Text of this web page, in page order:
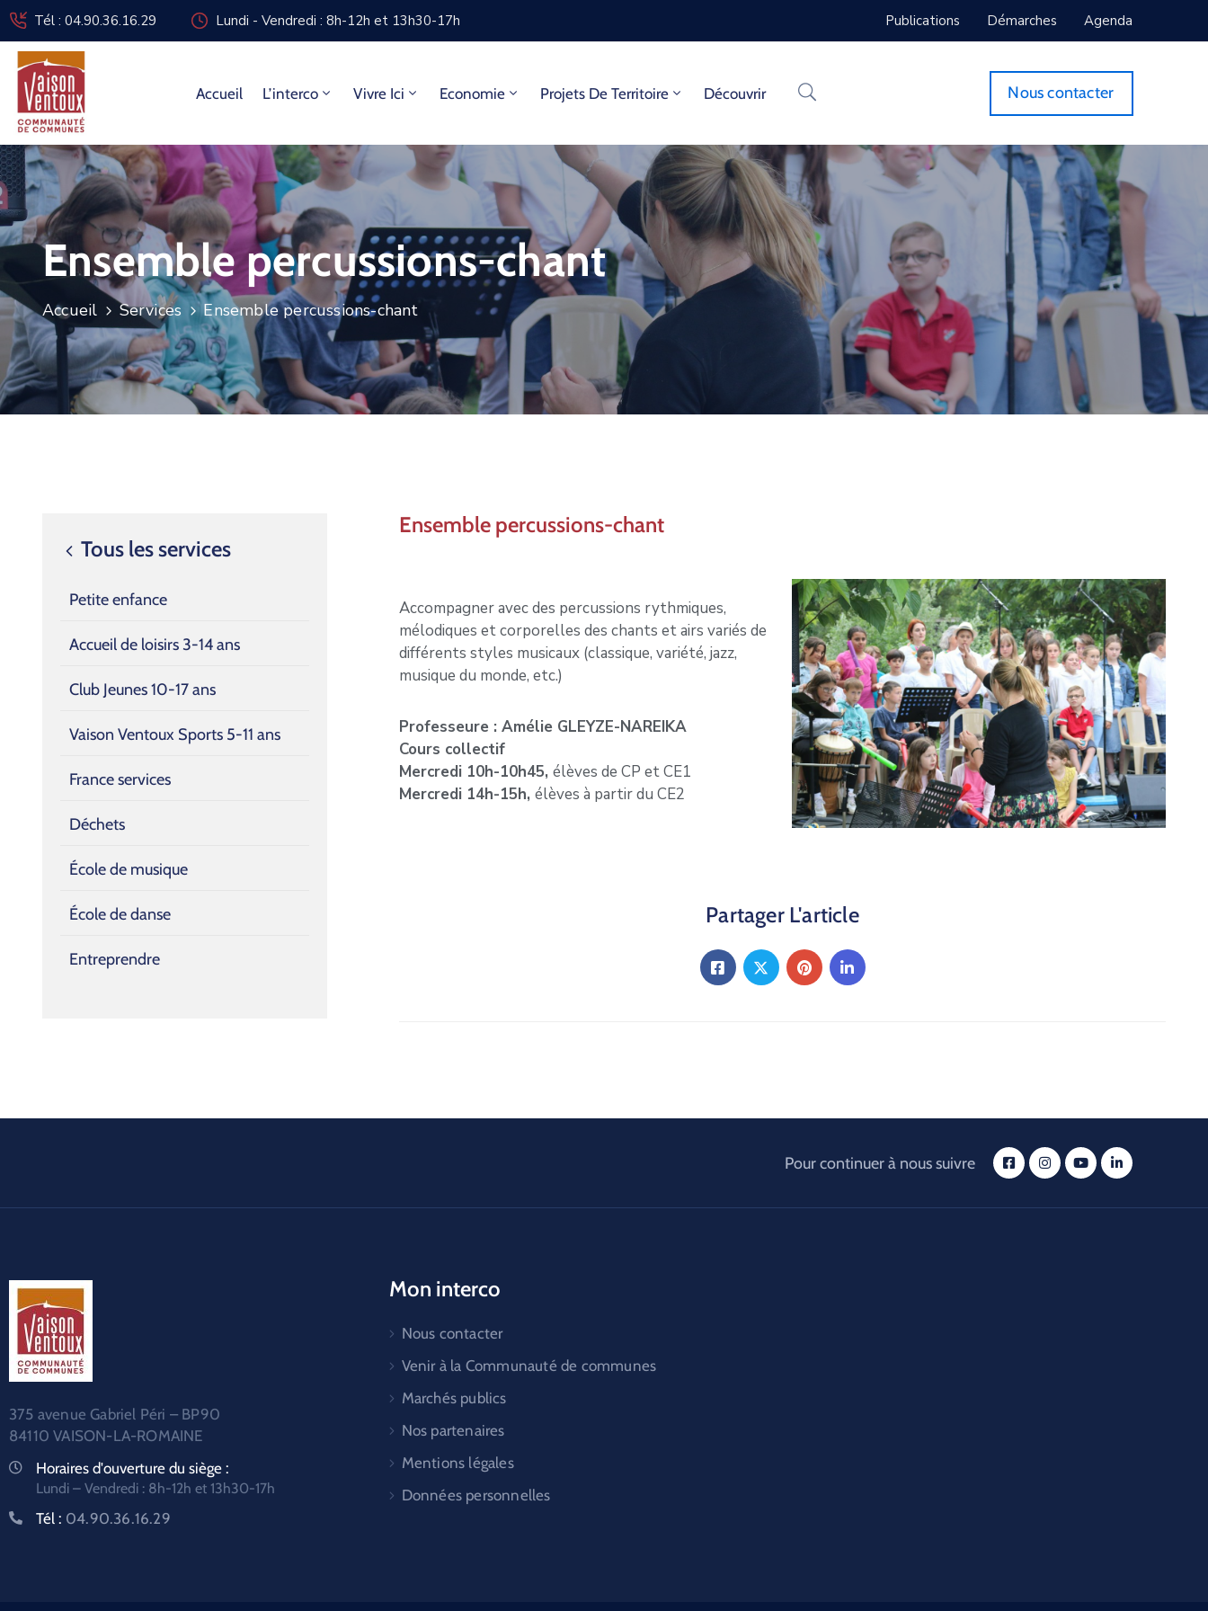
Tél : 04.90.36.16.29 Lundi - Vendredi : 8h-12h et 13h30-17h Publications Démarches Agenda
Accueil L’interco Vivre Ici Economie Projets De Territoire Découvrir Nous contacter
Ensemble percussions-chant
Accueil Services Ensemble percussions-chant
Tous les services
Petite enfance
Accueil de loisirs 3-14 ans
Club Jeunes 10-17 ans
Vaison Ventoux Sports 5-11 ans
France services
Déchets
École de musique
École de danse
Entreprendre
Ensemble percussions-chant
Accompagner avec des percussions rythmiques,
mélodiques et corporelles des chants et airs variés de
différents styles musicaux (classique, variété, jazz,
musique du monde, etc.)
Professeure : Amélie GLEYZE-NAREIKA
Cours collectif
Mercredi 10h-10h45, élèves de CP et CE1
Mercredi 14h-15h, élèves à partir du CE2
Partager L'article
Pour continuer à nous suivre
375 avenue Gabriel Péri – BP90
84110 VAISON-LA-ROMAINE
Horaires d'ouverture du siège :
Lundi – Vendredi : 8h-12h et 13h30-17h
Tél : 04.90.36.16.29
Mon interco
Nous contacter
Venir à la Communauté de communes
Marchés publics
Nos partenaires
Mentions légales
Données personnelles